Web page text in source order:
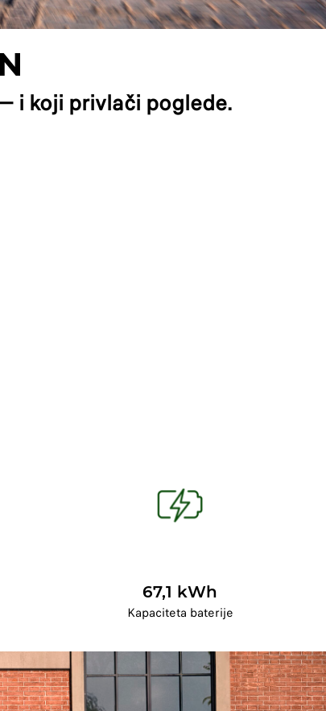
i koji privlači poglede.
67,1 kWh
Kapaciteta baterije